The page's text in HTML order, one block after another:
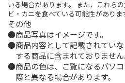
いる場合があります。 また、これら
ビ・カニを食べている可能性がありま
その他
商品写真はイメージです。
商品内容として記載されてい
する商品に含まれておりません
商品の色は、ご覧になるパソ
際と異なる場合があります。